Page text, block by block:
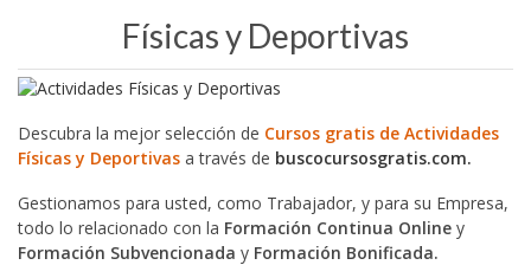
Físicas y Deportivas
Descubra la mejor selección de Cursos gratis de Actividades
Físicas y Deportivas a través de buscocursosgratis.com.
Gestionamos para usted, como Trabajador, y para su Empresa,
todo lo relacionado con la Formación Continua Online y
Formación Subvencionada y Formación Bonificada.